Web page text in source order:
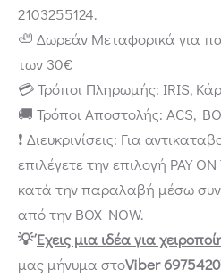
2103255124.
🦥 Δωρεάν Μεταφορικά για
των 30€
💳 Τρόποι Πληρωμής: IRIS,
🚚 Τρόποι Αποστολής: ACS,
❗ Διευκρινίσεις: Για
επιλέγετε την επιλογή PAY
κατά την παραλαβή μέσω
από την BOX NOW.
💡Έχεις μια ιδέα για
μας μήνυμα στοViber